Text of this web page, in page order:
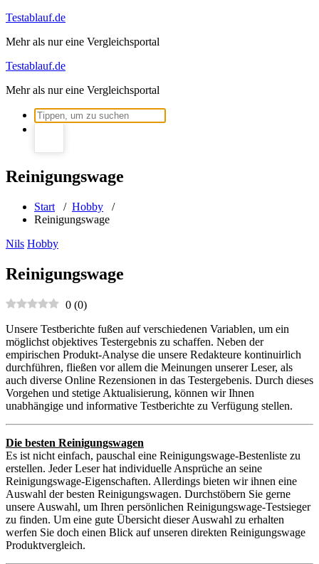
Zum
springen
Testablauf.de
Mehr als nur eine Vergleichsportal
Testablauf.de
Mehr als nur eine Vergleichsportal
Suchen
nach:
Reinigungswage
Start / Hobby /
Reinigungswage
Nils Hobby
Reinigungswage
0 (0)
Unsere Testberichte fußen auf verschiedenen Variablen, um ein
möglichst objektives Testergebnis zu schaffen. Neben der
empirischen Produkt-Analyse die unsere Redakteure kontinuirlich
durchführen, fließen vor allem die Meinungen unserer Leser, als
auch diverse Online Rezensionen in das Testergebenis. Durch dieses
Vorgehen und stetige Aktualisierung, können wir Ihnen
unabhängige und informative Testberichte zu Verfügung stellen.
Die besten Reinigungswagen
Es ist nicht einfach, pauschal eine Reinigungswage-Bestenliste zu
erstellen. Jeder Leser hat individuelle Ansprüche an seine
Reinigungswage-Eigenschaften. Allerdings bieten wir ihnen eine
Auswahl der besten Reinigungswagen. Durchstöbern Sie gerne
unsere Auswahl, um Ihren persönlichen Reinigungswage-Testsieger
zu finden. Um eine gute Übersicht dieser Auswahl zu erhalten
werfen Sie doch einen Blick auf unseren direkten Reinigungswage
Produktvergleich.